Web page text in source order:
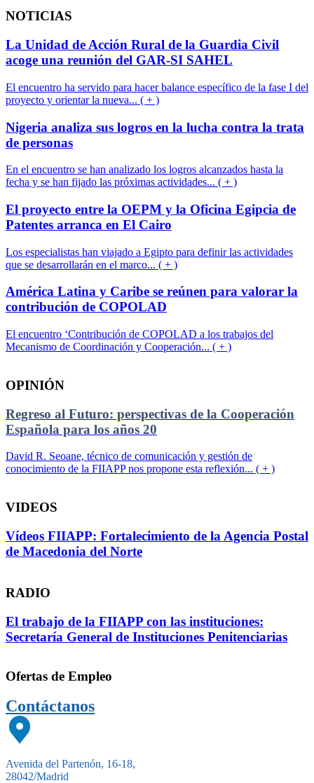
NOTICIAS
La Unidad de Acción Rural de la Guardia Civil
acoge una reunión del GAR-SI SAHEL
El encuentro ha servido para hacer balance específico de la fase I del
proyecto y orientar la nueva... ( + )
Nigeria analiza sus logros en la lucha contra la trata
de personas
En el encuentro se han analizado los logros alcanzados hasta la
fecha y se han fijado las próximas actividades... ( + )
El proyecto entre la OEPM y la Oficina Egipcia de
Patentes arranca en El Cairo
Los especialistas han viajado a Egipto para definir las actividades
que se desarrollarán en el marco... ( + )
América Latina y Caribe se reúnen para valorar la
contribución de COPOLAD
El encuentro ‘Contribución de COPOLAD a los trabajos del
Mecanismo de Coordinación y Cooperación... ( + )
OPINIÓN
Regreso al Futuro: perspectivas de la Cooperación
Española para los años 20
David R. Seoane, técnico de comunicación y gestión de
conocimiento de la FIIAPP nos propone esta reflexión... ( + )
VIDEOS
Vídeos FIIAPP: Fortalecimiento de la Agencia Postal
de Macedonia del Norte
RADIO
El trabajo de la FIIAPP con las instituciones:
Secretaría General de Instituciones Penitenciarias
Ofertas de Empleo
Contáctanos
Avenida del Partenón, 16-18,
28042/Madrid